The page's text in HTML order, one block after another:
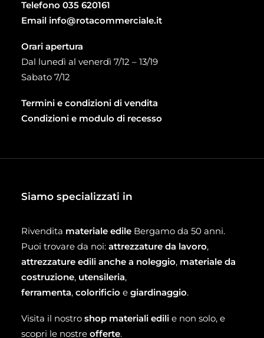
Telefono 035 620161
Email info@rotacommerciale.it
Orari apertura
Dal lunedì al venerdì 7/12 – 13/19
Sabato 7/12
Termini e condizioni di vendita
Condizioni e modulo di recesso
Siamo specializzati in
Rivendita materiale edile Bergamo da 50 anni.
Puoi trovare da noi: attrezzature da lavoro,
attrezzature edili anche a noleggio, materiale da
costruzione, utensileria,
ferramenta, colorificio e giardinaggio.
Visita il nostro shop materiali edili e non solo, e
scopri le nostre offerte.